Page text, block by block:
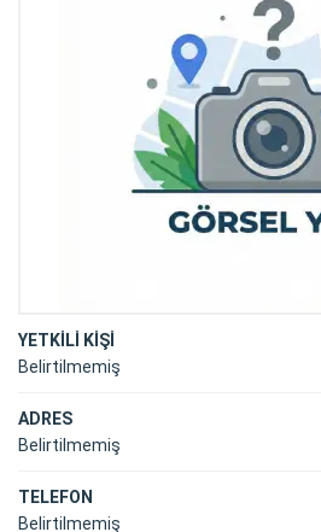
YETKİLİ KİŞİ
Belirtilmemiş
ADRES
Belirtilmemiş
TELEFON
Belirtilmemiş